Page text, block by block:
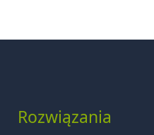
Rozwiązania